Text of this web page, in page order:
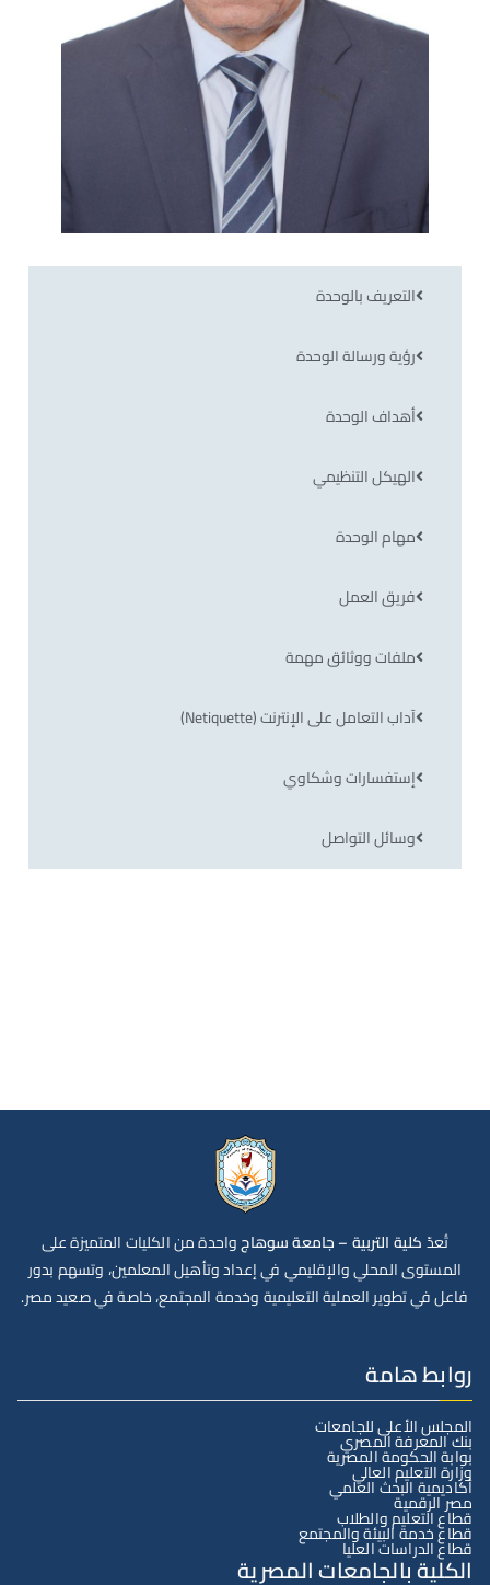
التعريف بالوحدة
رؤية ورسالة الوحدة
أهداف الوحدة
الهيكل التنظيمي
مهام الوحدة
فريق العمل
ملفات ووثائق مهمة
آداب التعامل على الإنترنت (Netiquette)
إستفسارات وشكاوي
وسائل التواصل
تُعدّكلية التربية – جامعة سوهاجواحدة من الكليات المتميزة على
المستوى المحلي والإقليمي في إعداد وتأهيل المعلمين، وتسهم بدور
فاعل في تطوير العملية التعليمية وخدمة المجتمع، خاصة في صعيد مصر.
روابط هامة
المجلس الأعلى للجامعات
بنك المعرفة المصري
بوابة الحكومة المصرية
وزارة التعليم العالي
أكاديمية البحث العلمي
مصر الرقمية
قطاع التعليم والطلاب
قطاع خدمة البيئة والمجتمع
قطاع الدراسات العليا
الكلية بالجامعات المصرية